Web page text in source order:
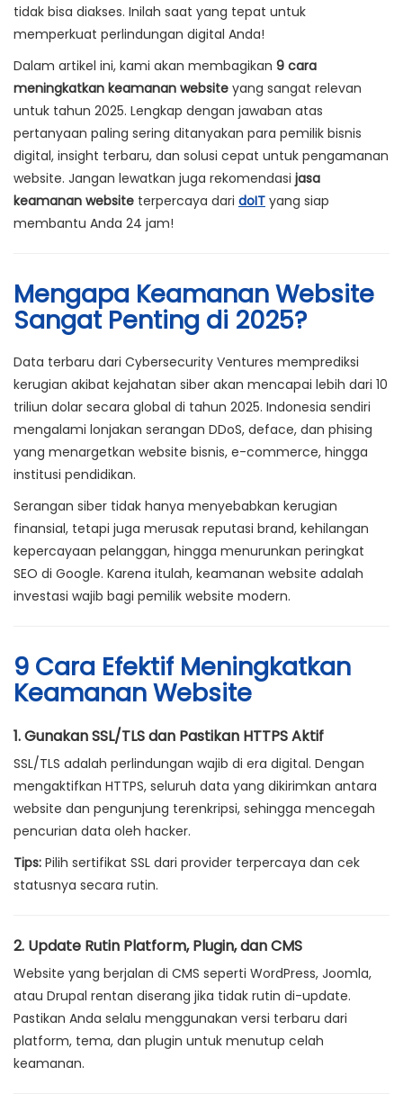
tidak bisa diakses. Inilah saat yang tepat untuk
memperkuat perlindungan digital Anda!
Dalam artikel ini, kami akan membagikan 9 cara
meningkatkan keamanan website yang sangat relevan
untuk tahun 2025. Lengkap dengan jawaban atas
pertanyaan paling sering ditanyakan para pemilik bisnis
digital, insight terbaru, dan solusi cepat untuk pengamanan
website. Jangan lewatkan juga rekomendasi jasa
keamanan website terpercaya dari doIT yang siap
membantu Anda 24 jam!
Mengapa Keamanan Website
Sangat Penting di 2025?
Data terbaru dari Cybersecurity Ventures memprediksi
kerugian akibat kejahatan siber akan mencapai lebih dari 10
triliun dolar secara global di tahun 2025. Indonesia sendiri
mengalami lonjakan serangan DDoS, deface, dan phising
yang menargetkan website bisnis, e-commerce, hingga
institusi pendidikan.
Serangan siber tidak hanya menyebabkan kerugian
finansial, tetapi juga merusak reputasi brand, kehilangan
kepercayaan pelanggan, hingga menurunkan peringkat
SEO di Google. Karena itulah, keamanan website adalah
investasi wajib bagi pemilik website modern.
9 Cara Efektif Meningkatkan
Keamanan Website
1. Gunakan SSL/TLS dan Pastikan HTTPS Aktif
SSL/TLS adalah perlindungan wajib di era digital. Dengan
mengaktifkan HTTPS, seluruh data yang dikirimkan antara
website dan pengunjung terenkripsi, sehingga mencegah
pencurian data oleh hacker.
Tips: Pilih sertifikat SSL dari provider terpercaya dan cek
statusnya secara rutin.
2. Update Rutin Platform, Plugin, dan CMS
Website yang berjalan di CMS seperti WordPress, Joomla,
atau Drupal rentan diserang jika tidak rutin di-update.
Pastikan Anda selalu menggunakan versi terbaru dari
platform, tema, dan plugin untuk menutup celah
keamanan.